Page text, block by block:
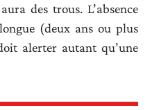
des trous. L’absence
(deux ans ou plus
alerter autant qu’une